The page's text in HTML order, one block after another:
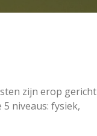
zijn erop gericht
niveaus: fysiek,